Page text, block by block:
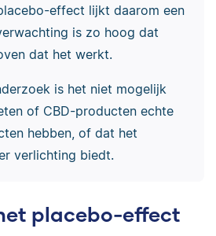
effect lijkt daarom een
is zo hoog dat
dat het werkt.
is het niet mogelijk
of CBD-producten echte
hebben, of dat het
verlichting biedt.
placebo-effect